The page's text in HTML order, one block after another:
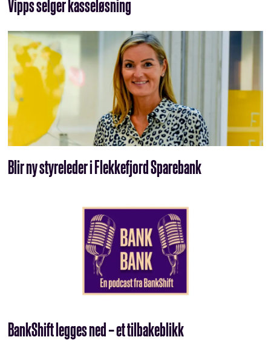
Blir ny styreleder i Flekkefjord Sparebank
BankShift legges ned – et tilbakeblikk